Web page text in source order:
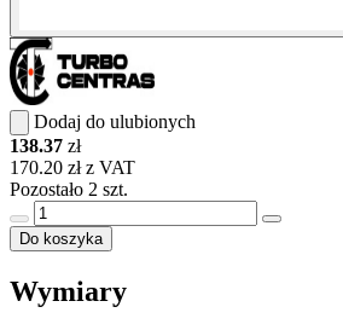
Dodaj do ulubionych
138.37 zł
170.20 zł z VAT
Pozostało 2 szt.
Do koszyka
Wymiary